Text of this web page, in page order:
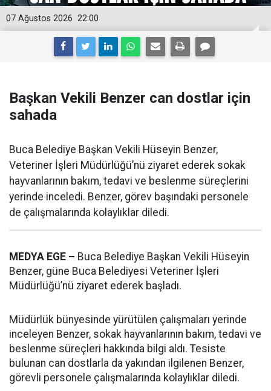
22:00
07 Ağustos 2026
Başkan Vekili Benzer can dostlar için
sahada
Buca Belediye Başkan Vekili Hüseyin Benzer,
Veteriner İşleri Müdürlüğü’nü ziyaret ederek sokak
hayvanlarının bakım, tedavi ve beslenme süreçlerini
yerinde inceledi. Benzer, görev başındaki personele
de çalışmalarında kolaylıklar diledi.
MEDYA EGE – Buca Belediye Başkan Vekili Hüseyin
Benzer, güne Buca Belediyesi Veteriner İşleri
Müdürlüğü’nü ziyaret ederek başladı.
Müdürlük bünyesinde yürütülen çalışmaları yerinde
inceleyen Benzer, sokak hayvanlarının bakım, tedavi ve
beslenme süreçleri hakkında bilgi aldı. Tesiste
bulunan can dostlarla da yakından ilgilenen Benzer,
görevli personele çalışmalarında kolaylıklar diledi.